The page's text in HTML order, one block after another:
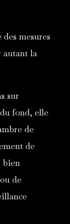
des mesures
autant la
sur
fond, elle
de
de
bien
de